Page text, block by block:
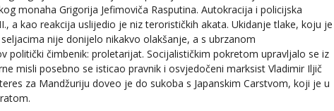
monaha Grigorija Jefimoviča Rasputina. Autokracija i policijska
a kao reakcija uslijedio je niz terorističkih akata. Ukidanje tlake, koju je
nije donijelo nikakvo olakšanje, a s ubrzanom
politički čimbenik: proletarijat. Socijalističkim pokretom upravljalo se iz
misli posebno se isticao pravnik i osvjedočeni marksist Vladimir Iljič
za Mandžuriju doveo je do sukoba s Japanskim Carstvom, koji je u